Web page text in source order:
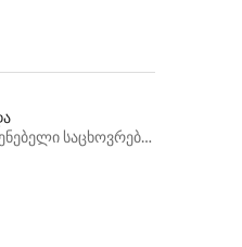
დასასვენებელი საცხოვრებლები